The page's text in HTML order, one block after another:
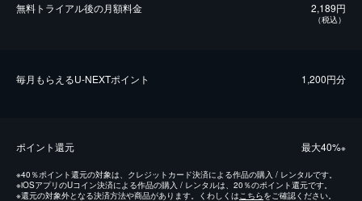
無料トライアル後の⽉額料金 2,189円
（税込）
毎⽉もらえるU-NEXTポイント 1,200円分
ポイント還元 最⼤40%※
※40％ポイント還元の対象は、クレジットカード決済による作品の購入 / レンタルです。
※iOSアプリのUコイン決済による作品の購入 / レンタルは、20％のポイント還元です。
※還元の対象外となる決済方法や商品があります。くわしくはこちらをご確認ください。